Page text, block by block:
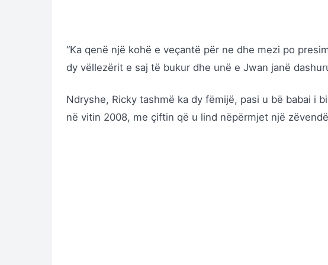
“Ka qenë një kohë e veçantë për ne dhe mezi po
dy vëllezërit e saj të bukur dhe unë e Jwan janë
Ndryshe, Ricky tashmë ka dy fëmijë, pasi u bë babai i
në vitin 2008, me çiftin që u lind nëpërmjet një